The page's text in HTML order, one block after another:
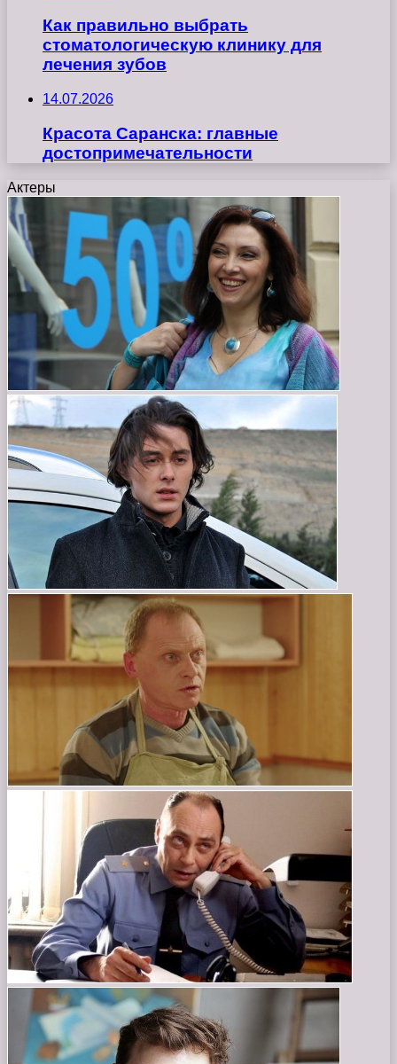
Как правильно выбрать
стоматологическую клинику для
лечения зубов
14.07.2026
Красота Саранска: главные
достопримечательности
Актеры